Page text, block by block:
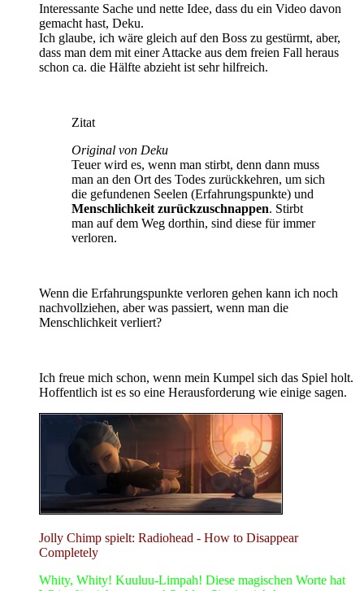
Interessante Sache und nette Idee, dass du ein Video davon
gemacht hast, Deku.
Ich glaube, ich wäre gleich auf den Boss zu gestürmt, aber,
dass man dem mit einer Attacke aus dem freien Fall heraus
schon ca. die Hälfte abzieht ist sehr hilfreich.
Zitat
Original von Deku
Teuer wird es, wenn man stirbt, denn dann muss
man an den Ort des Todes zurückkehren, um sich
die gefundenen Seelen (Erfahrungspunkte) und
Menschlichkeit zurückzuschnappen. Stirbt
man auf dem Weg dorthin, sind diese für immer
verloren.
Wenn die Erfahrungspunkte verloren gehen kann ich noch
nachvollziehen, aber was passiert, wenn man die
Menschlichkeit verliert?
Ich freue mich schon, wenn mein Kumpel sich das Spiel holt.
Hoffentlich ist es so eine Herausforderung wie einige sagen.
Jolly Chimp spielt: Radiohead - How to Disappear
Completely
Whity, Whity! Kuuluu-Limpah! Diese magischen Worte hat